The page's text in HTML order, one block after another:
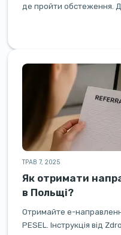
де пройти обстеження.
ТРАВ 7, 2025
Як отримати
в Польщі?
Отримайте e-
PESEL. Інструкція від